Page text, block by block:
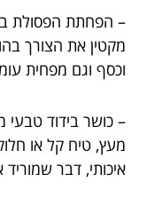
– הפחתת הפסולת
מקטין את הצורך
וכסף וגם מפחית
– כושר בידוד טבעי
מעץ, טיח קל או
איכותי, דבר